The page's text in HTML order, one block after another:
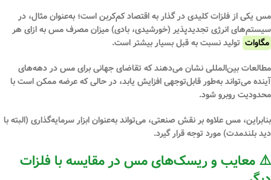
مس یکی از فلزات کلیدی در گذار به اقتصاد کم‌کربن است؛ به‌عنوان مثال، در
سیستم‌های انرژی تجدیدپذیر (خورشیدی، بادی) میزان مصرف مس به ازای هر
مگاوات تولید نسبت به قبل بسیار بیشتر است.
مطالعات بین‌المللی نشان می‌دهند که تقاضای جهانی برای مس در دهه‌های
آینده می‌تواند به‌طور قابل‌توجهی افزایش یابد، در حالی که عرضه ممکن است با
محدودیت روبرو شود.
بنابراین، مس علاوه بر نقش صنعتی، می‌تواند به‌عنوان ابزار سرمایه‌گذاری (البته با
دید بلندمدت) مورد توجه قرار گیرد.
⚠️ معایب و ریسک‌های مس در مقایسه با فلزات